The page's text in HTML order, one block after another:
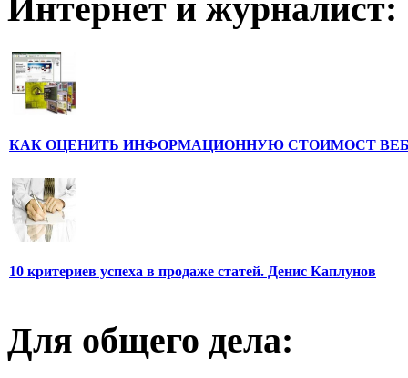
Интернет и журналист:
КАК ОЦЕНИТЬ ИНФОРМАЦИОННУЮ СТОИМОСТ
10 критериев успеха в продаже статей. Денис Каплунов
Для общего дела: